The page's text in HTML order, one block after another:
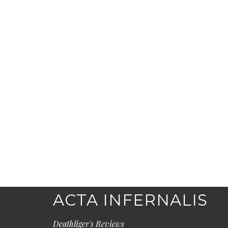
ACTA INFERNALIS
Deathliger's Reviews